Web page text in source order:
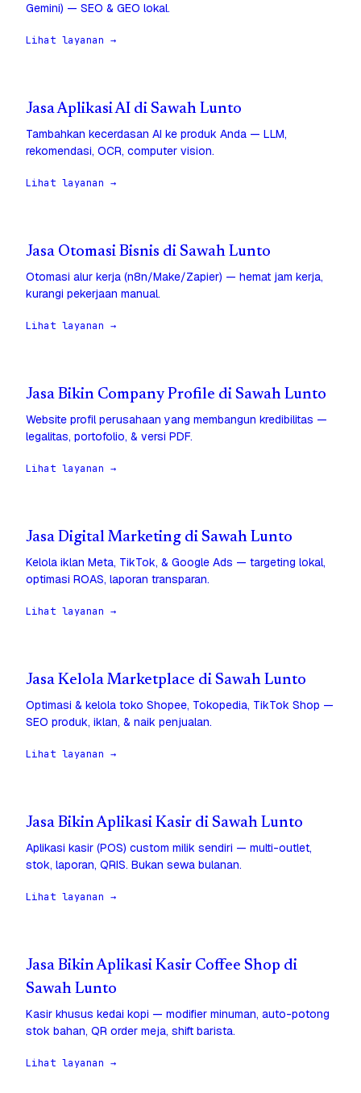
Gemini) — SEO & GEO lokal.
Lihat layanan →
Jasa Aplikasi AI di Sawah Lunto
Tambahkan kecerdasan AI ke produk Anda — LLM,
rekomendasi, OCR, computer vision.
Lihat layanan →
Jasa Otomasi Bisnis di Sawah Lunto
Otomasi alur kerja (n8n/Make/Zapier) — hemat jam kerja,
kurangi pekerjaan manual.
Lihat layanan →
Jasa Bikin Company Profile di Sawah Lunto
Website profil perusahaan yang membangun kredibilitas —
legalitas, portofolio, & versi PDF.
Lihat layanan →
Jasa Digital Marketing di Sawah Lunto
Kelola iklan Meta, TikTok, & Google Ads — targeting lokal,
optimasi ROAS, laporan transparan.
Lihat layanan →
Jasa Kelola Marketplace di Sawah Lunto
Optimasi & kelola toko Shopee, Tokopedia, TikTok Shop —
SEO produk, iklan, & naik penjualan.
Lihat layanan →
Jasa Bikin Aplikasi Kasir di Sawah Lunto
Aplikasi kasir (POS) custom milik sendiri — multi-outlet,
stok, laporan, QRIS. Bukan sewa bulanan.
Lihat layanan →
Jasa Bikin Aplikasi Kasir Coffee Shop di
Sawah Lunto
Kasir khusus kedai kopi — modifier minuman, auto-potong
stok bahan, QR order meja, shift barista.
Lihat layanan →